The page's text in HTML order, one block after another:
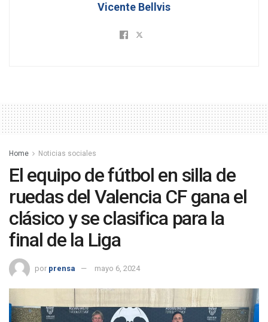
Vicente Bellvis
Home Noticias sociales
El equipo de fútbol en silla de
ruedas del Valencia CF gana el
clásico y se clasifica para la
final de la Liga
por prensa mayo 6, 2024